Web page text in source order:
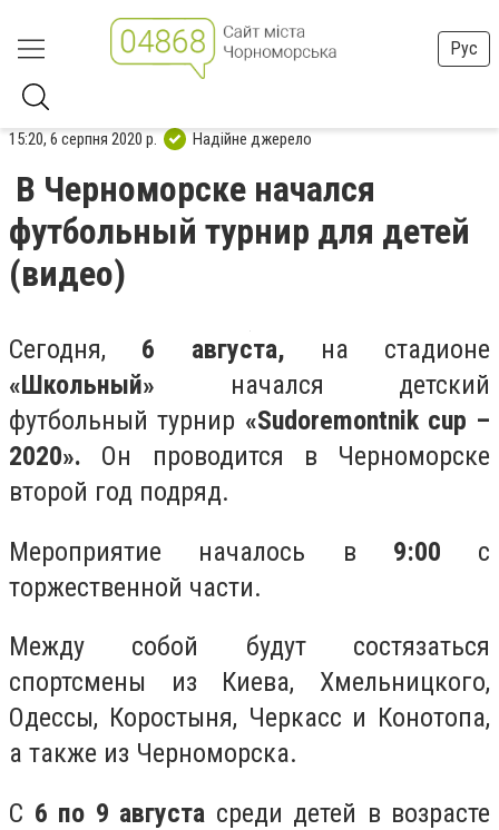
Рус
15:20, 6 серпня 2020 р. Надійне джерело
В Черноморске начался
футбольный турнир для детей
(видео)
Сегодня, 6 августа, на стадионе
«Школьный» начался детский
футбольный турнир «Sudoremontnik cup –
2020». Он проводится в Черноморске
второй год подряд.
Мероприятие началось в 9:00 с
торжественной части.
Между собой будут состязаться
спортсмены из Киева, Хмельницкого,
Одессы, Коростыня, Черкасс и Конотопа,
а также из Черноморска.
С 6 по 9 августа среди детей в возрасте